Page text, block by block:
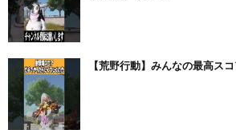
【荒野行動】みんなの最高ス